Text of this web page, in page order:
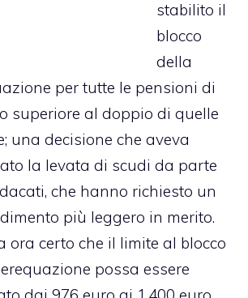
stabilito il
blocco
della
per tutte le pensioni di
superiore al doppio di quelle
una decisione che aveva
la levata di scudi da parte
che hanno richiesto un
più leggero in merito.
ora certo che il limite al blocco
possa essere